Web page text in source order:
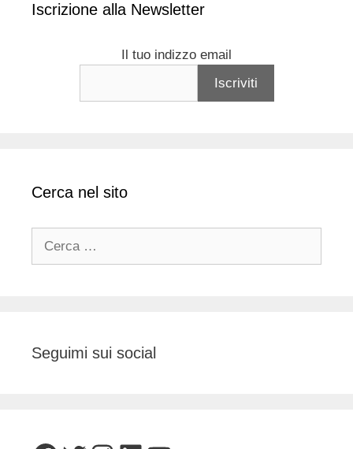
Iscrizione alla Newsletter
Il tuo indizzo email
Cerca nel sito
Seguimi sui social